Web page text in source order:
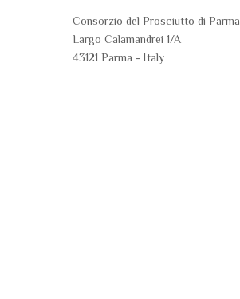
Consorzio del Prosciutto di Parma
Largo Calamandrei 1/A
43121 Parma - Italy